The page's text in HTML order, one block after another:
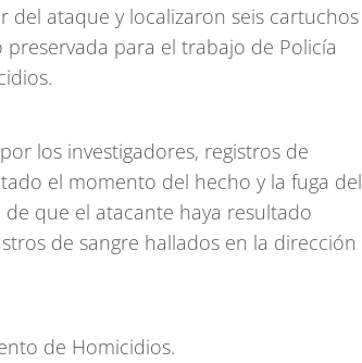
del ataque y localizaron seis cartuchos
para el trabajo de Policía
los investigadores, registros de
el momento del hecho y la fuga del
que el atacante haya resultado
de sangre hallados en la dirección
de Homicidios.